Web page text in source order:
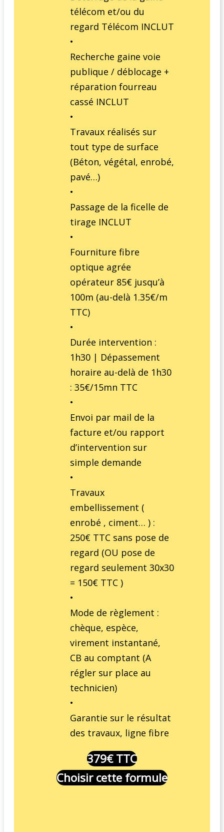
télécom et/ou du
regard Télécom INCLUT
•
Recherche gaine voie
publique / déblocage +
réparation fourreau
cassé INCLUT
•
Travaux réalisés sur
tout type de surface
(Béton, végétal, enrobé,
pavé…)
•
Passage de la ficelle de
tirage INCLUT
•
Fourniture fibre
optique agrée
opérateur 85€ jusqu’à
100m (au-delà 1.35€/m
TTC)
•
Durée intervention :
1h30 | Dépassement
horaire au-delà de 1h30
: 35€/15mn TTC
•
Envoi par mail de la
facture et/ou rapport
d’intervention sur
simple demande
•
Travaux
embellissement (
enrobé , ciment… ) :
250€ TTC sans pose de
regard (OU pose de
regard seulement 30x30
= 150€ TTC )
•
Mode de règlement :
chèque, espèce,
virement instantané,
CB au comptant (A
régler sur place au
technicien)
•
Garantie sur le résultat
des travaux, ligne fibre
379€ TTC
Choisir cette formule